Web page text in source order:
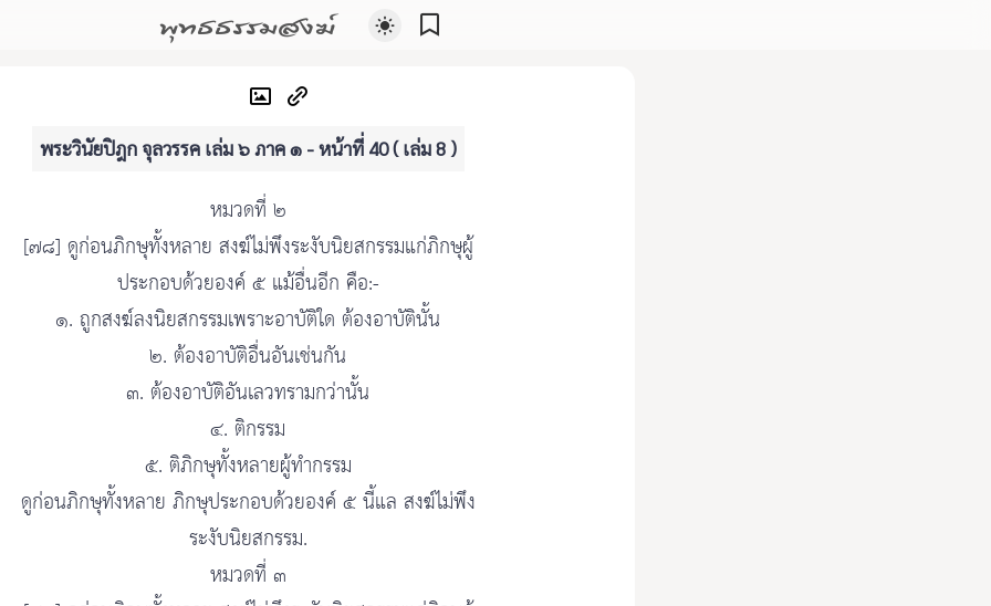
พุทธธรรมสงฆ์
พระวินัยปิฎก จุลวรรค เล่ม ๖ ภาค ๑ - หน้าที่ 40 ( เล่ม 8 )
หมวดที่ ๒
[๗๘] ดูก่อนภิกษุทั้งหลาย สงฆ์ไม่พึงระงับนิยสกรรมแก่ภิกษุผู้
ประกอบด้วยองค์ ๕ แม้อื่นอีก คือ:-
๑. ถูกสงฆ์ลงนิยสกรรมเพราะอาบัติใด ต้องอาบัตินั้น
๒. ต้องอาบัติอื่นอันเช่นกัน
๓. ต้องอาบัติอันเลวทรามกว่านั้น
๔. ติกรรม
๕. ติภิกษุทั้งหลายผู้ทำกรรม
ดูก่อนภิกษุทั้งหลาย ภิกษุประกอบด้วยองค์ ๕ นี้แล สงฆ์ไม่พึง
ระงับนิยสกรรม.
หมวดที่ ๓